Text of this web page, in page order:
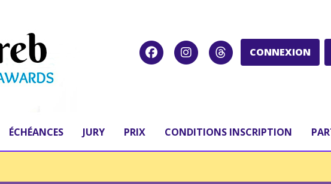
CONNEXION
ÉCHÉANCES JURY PRIX CONDITIONS INSCRIPTION